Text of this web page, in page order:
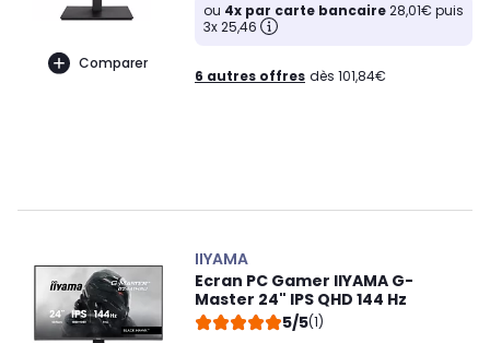
Comparer
ou 4x par carte bancaire28,01€ puis
3x 25,46
6 autres offres dès 101,84€
IIYAMA
Ecran PC Gamer IIYAMA G-
Master 24" IPS QHD 144 Hz
5/5(1)